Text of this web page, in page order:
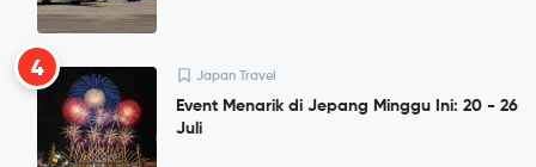
4 Japan Travel
Event Menarik di Jepang Minggu Ini: 20 - 26
Juli